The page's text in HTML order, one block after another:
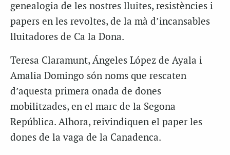
genealogia de les nostres lluites, resistències i
papers en les revoltes, de la mà d’incansables
lluitadores de Ca la Dona.
Teresa Claramunt, Ángeles López de Ayala i
Amalia Domingo són noms que rescaten
d’aquesta primera onada de dones
mobilitzades, en el marc de la Segona
República. Alhora, reivindiquen el paper les
dones de la vaga de la Canadenca.